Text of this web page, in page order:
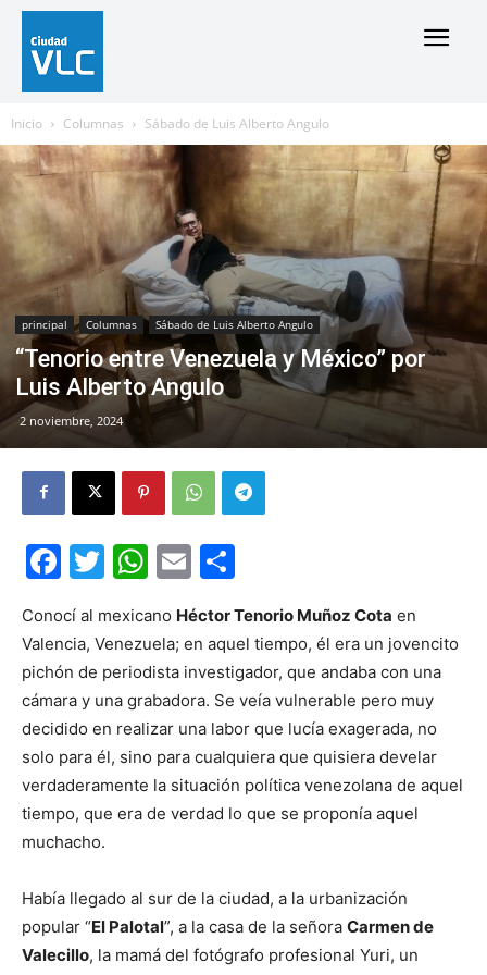
Inicio Columnas Sábado de Luis Alberto Angulo
principal Columnas Sábado de Luis Alberto Angulo
“Tenorio entre Venezuela y México” por
Luis Alberto Angulo
2 noviembre, 2024
Facebook
Twitter
WhatsApp
Email
Conocí al mexicano Héctor Tenorio Muñoz Cota en
Valencia, Venezuela; en aquel tiempo, él era un jovencito
pichón de periodista investigador, que andaba con una
cámara y una grabadora. Se veía vulnerable pero muy
decidido en realizar una labor que lucía exagerada, no
solo para él, sino para cualquiera que quisiera develar
verdaderamente la situación política venezolana de aquel
tiempo, que era de verdad lo que se proponía aquel
muchacho.
Había llegado al sur de la ciudad, a la urbanización
popular “El Palotal”, a la casa de la señora Carmen de
Valecillo, la mamá del fotógrafo profesional Yuri, un